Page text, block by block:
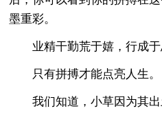
墨重彩。
业精干勤荒于嬉，行成于
只有拼搏才能点亮人生。
我们知道，小草因为其